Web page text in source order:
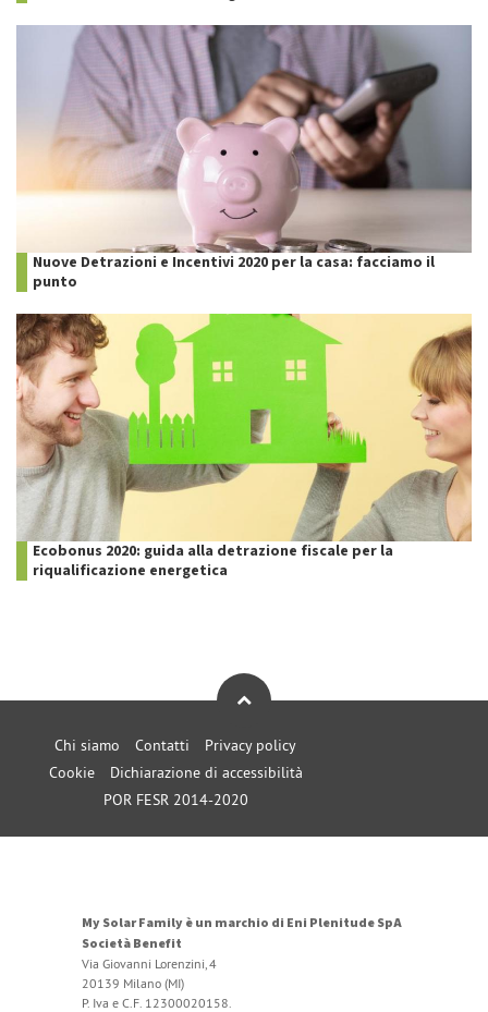
Nuove Detrazioni e Incentivi 2020 per la casa: facciamo il
punto
Ecobonus 2020: guida alla detrazione fiscale per la
riqualificazione energetica
Chi siamo Contatti
Privacy policy
Cookie
Dichiarazione di accessibilità
POR FESR 2014-2020
My Solar Family è un marchio di Eni Plenitude SpA
Società Benefit
Via Giovanni Lorenzini, 4
20139 Milano (MI)
P. Iva e C.F. 12300020158.